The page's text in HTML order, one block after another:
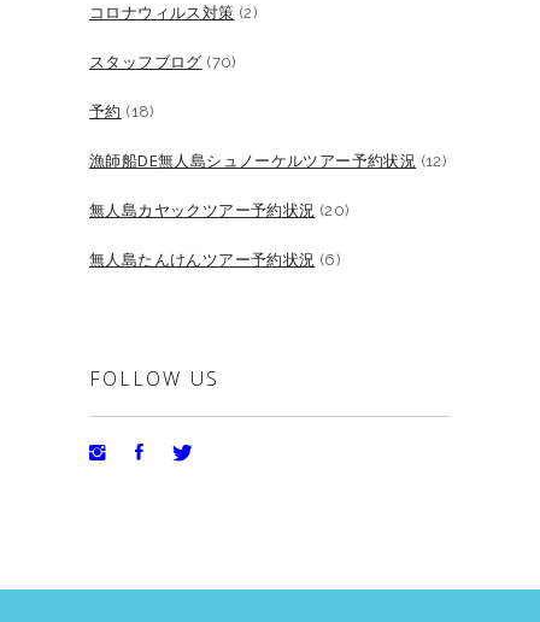
コロナウィルス対策 (2)
スタッフブログ (70)
予約 (18)
漁師船DE無人島シュノーケルツアー予約状況 (12)
無人島カヤックツアー予約状況 (20)
無人島たんけんツアー予約状況 (6)
FOLLOW US